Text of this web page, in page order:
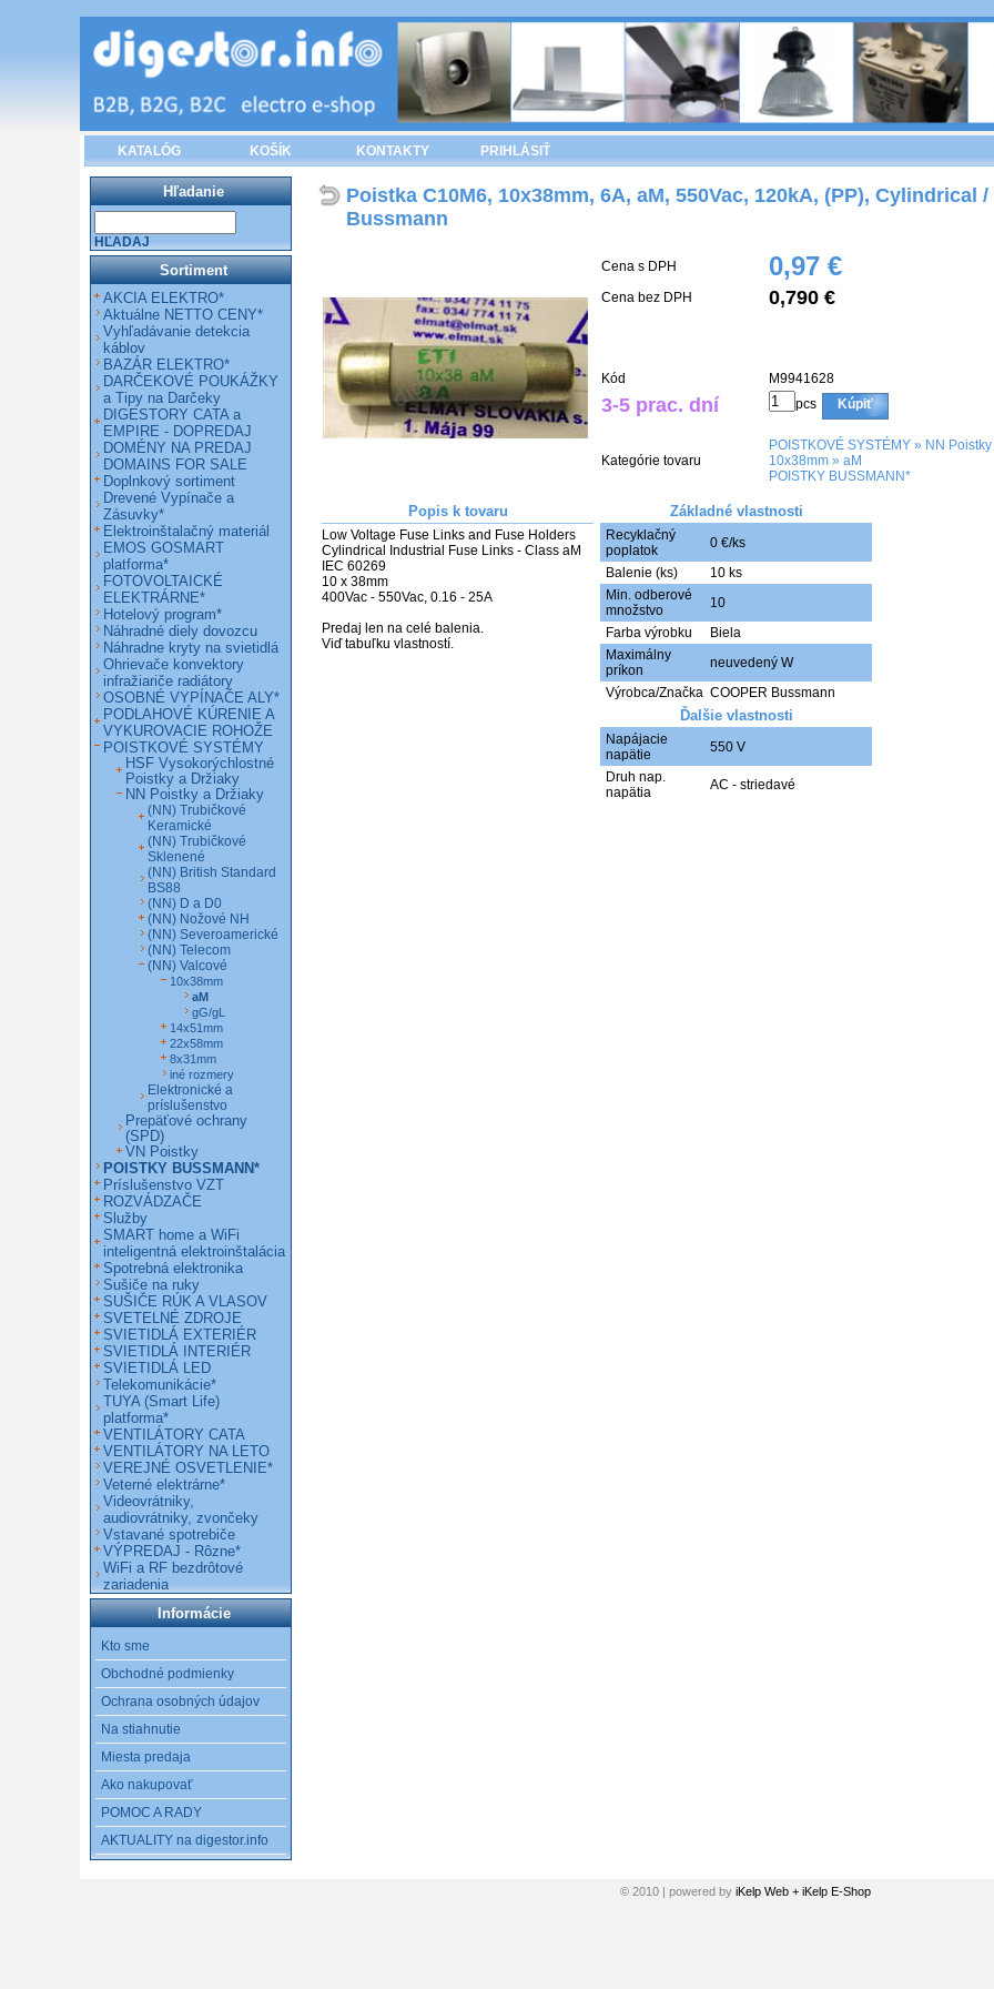
KATALÓG KOŠÍK KONTAKTY PRIHLÁSIŤ
Poistka C10M6, 10x38mm, 6A, aM, 550Vac, 120kA, (PP), Cylindrical
Bussmann
Cena s DPH 0,97 €
Cena bez DPH 0,790 €
Kód M9941628
3-5 prac. dní pcs Kúpiť
Kategórie tovaru
POISTKOVÉ SYSTÉMY » NN
10x38mm » aM
POISTKY BUSSMANN*
Popis k tovaru
Low Voltage Fuse Links and Fuse Holders
Cylindrical Industrial Fuse Links - Class aM
IEC 60269
10 x 38mm
400Vac - 550Vac, 0.16 - 25A
Predaj len na celé balenia.
Základné vlastnosti
Recyklačný
poplatok
0 €/ks
Balenie (ks)
10 ks
Min. odberové
množstvo
10
Farba výrobku
Biela
Maximálny
príkon
neuvedený W
Výrobca/Značka COOPER Bussmann
Ďalšie vlastnosti
Napájacie
napätie
550 V
Druh nap.
napätia
AC - striedavé
Hľadanie
HĽADAJ
Sortiment
AKCIA ELEKTRO*
Aktuálne NETTO CENY*
Vyhľadávanie detekcia
káblov
BAZÁR ELEKTRO*
DARČEKOVÉ POUKÁŽKY
a Tipy na Darčeky
DIGESTORY CATA a
EMPIRE - DOPREDAJ
DOMÉNY NA PREDAJ
DOMAINS FOR SALE
Doplnkový sortiment
Drevené Vypínače a
Zásuvky*
Elektroinštalačný materiál
EMOS GOSMART
platforma*
FOTOVOLTAICKÉ
ELEKTRÁRNE*
Hotelový program*
Náhradné diely dovozcu
Náhradne kryty na svietidlá
Ohrievače konvektory
infražiariče radiátory
OSOBNÉ VYPÍNAČE ALY*
PODLAHOVÉ KÚRENIE A
VYKUROVACIE ROHOŽE
POISTKOVÉ SYSTÉMY
HSF Vysokorýchlostné
Poistky a Držiaky
NN Poistky a Držiaky
(NN) Trubičkové
Keramické
(NN) Trubičkové
Sklenené
(NN) British Standard
BS88
(NN) D a D0
(NN) Nožové NH
(NN) Severoamerické
(NN) Telecom
(NN) Valcové
10x38mm
aM
gG/gL
14x51mm
22x58mm
8x31mm
iné rozmery
Elektronické a
príslušenstvo
Prepäťové ochrany
(SPD)
VN Poistky
POISTKY BUSSMANN*
Príslušenstvo VZT
ROZVÁDZAČE
Služby
SMART home a WiFi
inteligentná elektroinštalácia
Spotrebná elektronika
Sušiče na ruky
SUŠIČE RÚK A VLASOV
SVETELNÉ ZDROJE
SVIETIDLÁ EXTERIÉR
SVIETIDLÁ INTERIÉR
SVIETIDLÁ LED
Telekomunikácie*
TUYA (Smart Life)
platforma*
VENTILÁTORY CATA
VENTILÁTORY NA LETO
VEREJNÉ OSVETLENIE*
Veterné elektrárne*
Videovrátniky,
audiovrátniky, zvončeky
Vstavané spotrebiče
VÝPREDAJ - Rôzne*
WiFi a RF bezdrôtové
zariadenia
Informácie
Kto sme
Obchodné podmienky
Ochrana osobných údajov
Na stiahnutie
Miesta predaja
Ako nakupovať
POMOC A RADY
AKTUALITY na digestor.info
© 2010 | powered by iKelp Web + iKelp E-Shop